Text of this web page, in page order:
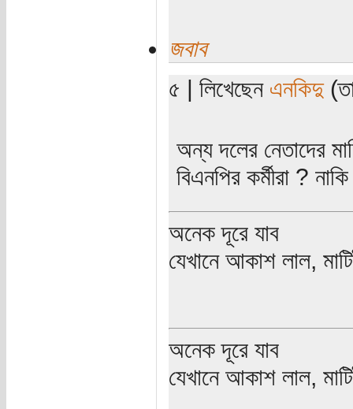
জবাব
৫ | লিখেছেন এনকিদু
অন্য দলের নেতাদের
বিএনপির কর্মীরা ?
অনেক দূরে যাব
যেখানে আকাশ লাল,
অনেক দূরে যাব
যেখানে আকাশ লাল,